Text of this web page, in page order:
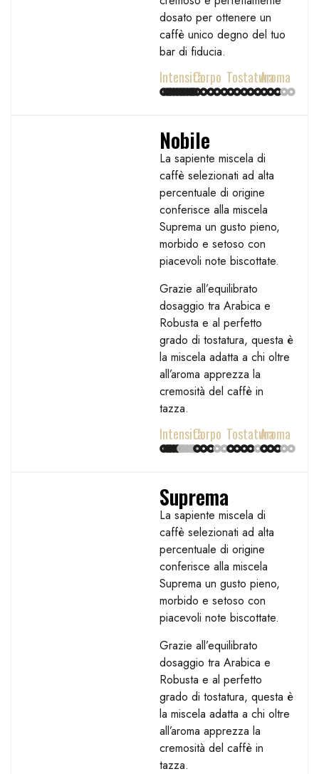
dosato per ottenere un
caffè unico degno del tuo
bar di fiducia.
IntensitàCorpo TostaturaAroma
Nobile
La sapiente miscela di
caffè selezionati ad alta
percentuale di origine
conferisce alla miscela
Suprema un gusto pieno,
morbido e setoso con
piacevoli note biscottate.
Grazie all’equilibrato
dosaggio tra Arabica e
Robusta e al perfetto
grado di tostatura, questa è
la miscela adatta a chi oltre
all’aroma apprezza la
cremosità del caffè in
tazza.
IntensitàCorpo TostaturaAroma
Suprema
La sapiente miscela di
caffè selezionati ad alta
percentuale di origine
conferisce alla miscela
Suprema un gusto pieno,
morbido e setoso con
piacevoli note biscottate.
Grazie all’equilibrato
dosaggio tra Arabica e
Robusta e al perfetto
grado di tostatura, questa è
la miscela adatta a chi oltre
all’aroma apprezza la
cremosità del caffè in
tazza.